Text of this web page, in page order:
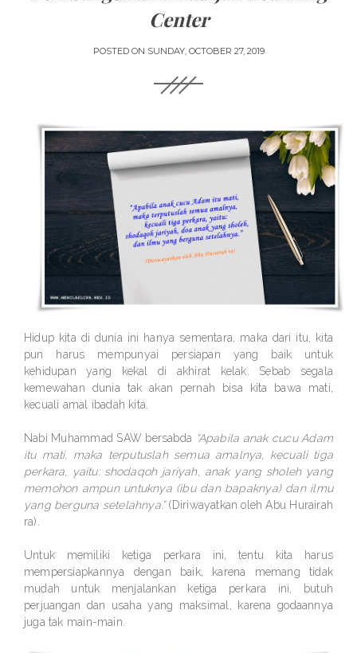
Center
POSTED ON SUNDAY, OCTOBER 27, 2019
Hidup kita di dunia ini hanya sementara, maka dari itu, kita
pun harus mempunyai persiapan yang baik untuk
kehidupan yang kekal di akhirat kelak. Sebab segala
kemewahan dunia tak akan pernah bisa kita bawa mati,
kecuali amal ibadah kita.
Nabi Muhammad SAW bersabda “Apabila anak cucu Adam
itu mati, maka terputuslah semua amalnya, kecuali tiga
perkara, yaitu: shodaqoh jariyah, anak yang sholeh yang
memohon ampun untuknya (ibu dan bapaknya) dan ilmu
yang berguna setelahnya.”(Diriwayatkan oleh Abu Hurairah
ra).
Untuk memiliki ketiga perkara ini, tentu kita harus
mempersiapkannya dengan baik, karena memang tidak
mudah untuk menjalankan ketiga perkara ini, butuh
perjuangan dan usaha yang maksimal, karena godaannya
juga tak main-main.